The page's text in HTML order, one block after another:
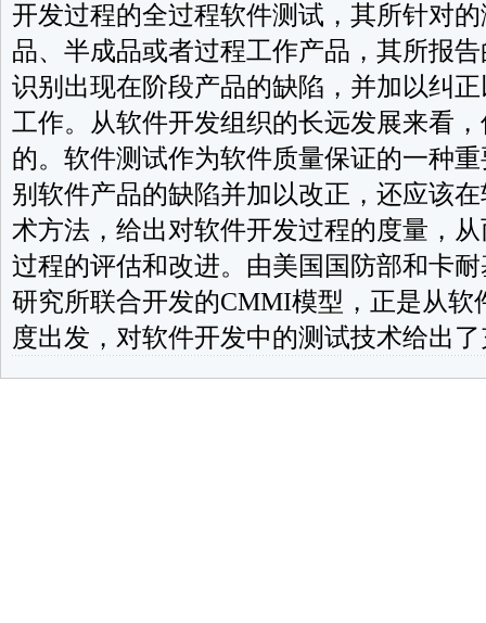
开发过程的全过程软件测试，其所针对
品、半成品或者过程工作产品，其所报
识别出现在阶段产品的缺陷，并加以纠
工作。从软件开发组织的长远发展来看
的。软件测试作为软件质量保证的一种
别软件产品的缺陷并加以改正，还应该
术方法，给出对软件开发过程的度量，
过程的评估和改进。由美国国防部和卡
研究所联合开发的CMMI模型，正是从软
度出发，对软件开发中的测试技术给出